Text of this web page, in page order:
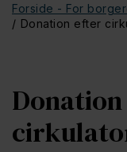
Forside - For
Donation efter